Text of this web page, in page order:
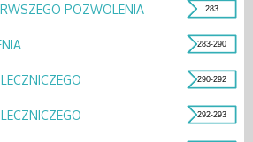
POZWOLENIA 283
283-290
290-292
292-293